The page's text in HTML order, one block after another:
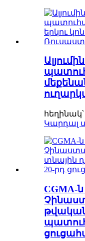
հեղինակ՝
Կարդալ
CGMA-